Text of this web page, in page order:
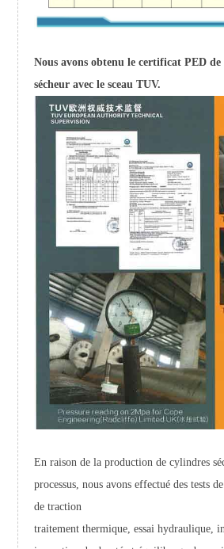
Nous avons obtenu le certificat PED
sécheur avec le sceau TUV.
En raison de la production de cylindres
processus, nous avons effectué des tests
de traction
traitement thermique, essai hydraulique,